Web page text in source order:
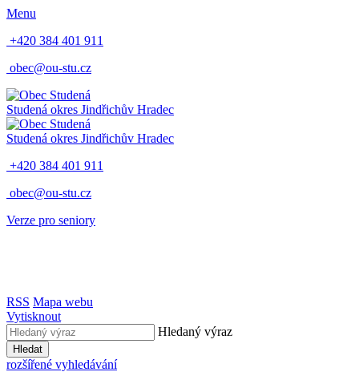
Menu
+420 384 401 911
obec@ou-stu.cz
Studená okres Jindřichův Hradec
Studená okres Jindřichův Hradec
+420 384 401 911
obec@ou-stu.cz
Verze pro seniory
RSS Mapa webu
Vytisknout
Hledaný výraz
Hledat
rozšířené vyhledávání